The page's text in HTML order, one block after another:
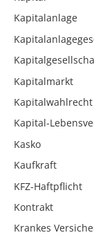
Kapitalanlage
Kapitalmarkt
Kapitalwahlrecht
Kapital-
Kasko
Kaufkraft
KFZ-Haftpflicht
Kontrakt
Krankes